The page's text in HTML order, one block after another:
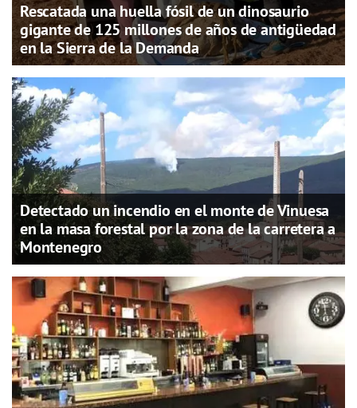
Rescatada una huella fósil de un dinosaurio
gigante de 125 millones de años de antigüedad
en la Sierra de la Demanda
Detectado un incendio en el monte de Vinuesa
en la masa forestal por la zona de la carretera a
Montenegro